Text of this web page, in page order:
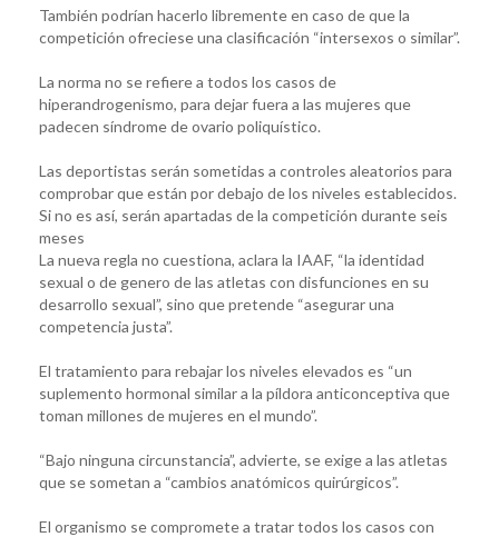
También podrían hacerlo libremente en caso de que la
competición ofreciese una clasificación “intersexos o similar”.
La norma no se refiere a todos los casos de
hiperandrogenismo, para dejar fuera a las mujeres que
padecen síndrome de ovario poliquístico.
Las deportistas serán sometidas a controles aleatorios para
comprobar que están por debajo de los niveles establecidos.
Si no es así, serán apartadas de la competición durante seis
meses
La nueva regla no cuestiona, aclara la IAAF, “la identidad
sexual o de genero de las atletas con disfunciones en su
desarrollo sexual”, sino que pretende “asegurar una
competencia justa”.
El tratamiento para rebajar los niveles elevados es “un
suplemento hormonal similar a la píldora anticonceptiva que
toman millones de mujeres en el mundo”.
“Bajo ninguna circunstancia”, advierte, se exige a las atletas
que se sometan a “cambios anatómicos quirúrgicos”.
El organismo se compromete a tratar todos los casos con